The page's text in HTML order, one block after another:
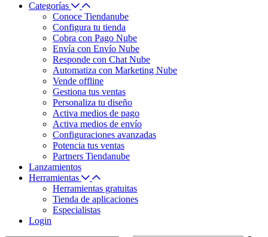
Categorías
Conoce Tiendanube
Configura tu tienda
Cobra con Pago Nube
Envía con Envío Nube
Responde con Chat Nube
Automatiza con Marketing Nube
Vende offline
Gestiona tus ventas
Personaliza tu diseño
Activa medios de pago
Activa medios de envío
Configuraciones avanzadas
Potencia tus ventas
Partners Tiendanube
Lanzamientos
Herramientas
Herramientas gratuitas
Tienda de aplicaciones
Especialistas
Login